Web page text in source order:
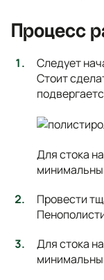
Процесс
Следует
Стоит
Для стока
Провести
Для стока